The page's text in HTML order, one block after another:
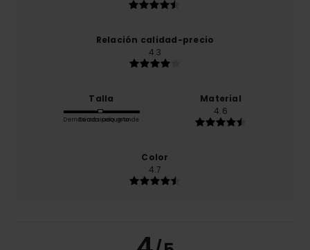
Relación calidad-precio
4.3
Talla
Demasiado pequeño
Demasiado grande
Material
4.6
Color
4.7